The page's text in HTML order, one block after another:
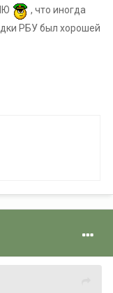
, что иногда
РБУ был хорошей